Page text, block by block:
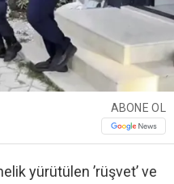
ABONE OL
yürütülen ’rüşvet’ ve